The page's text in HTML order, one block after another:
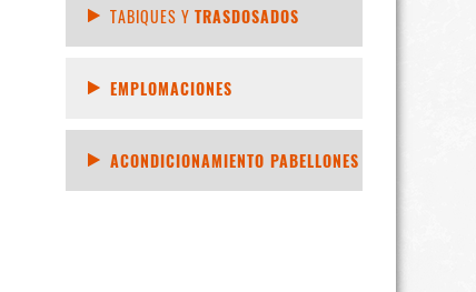
TABIQUES Y TRASDOSADOS
EMPLOMACIONES
ACONDICIONAMIENTO PABELLONES